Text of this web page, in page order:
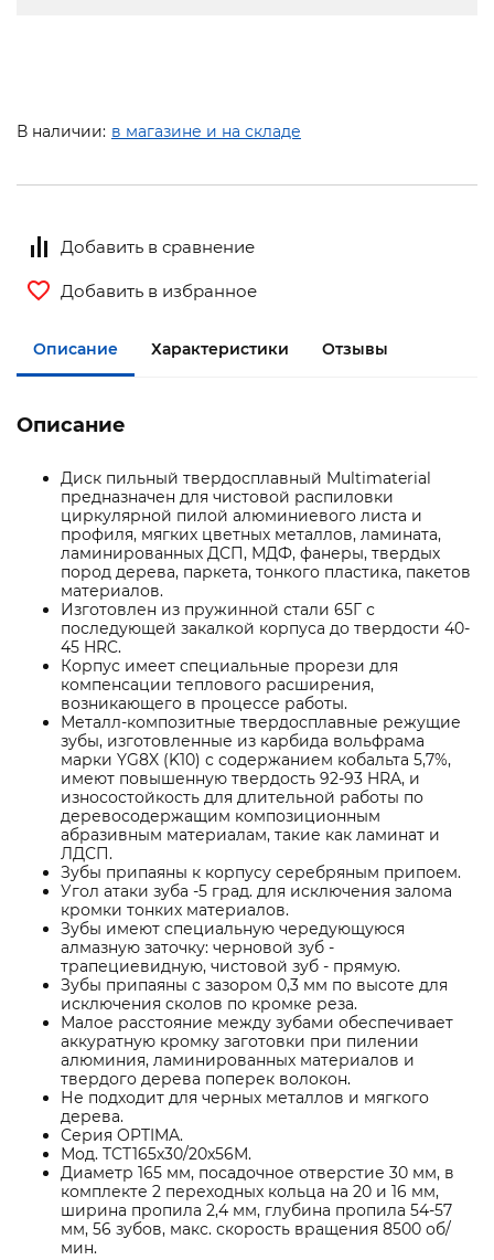
В наличии: в магазине и на складе
Добавить в сравнение
Добавить в избранное
Описание Характеристики Отзывы
Описание
Диск пильный твердосплавный Multimaterial
предназначен для чистовой распиловки
циркулярной пилой алюминиевого листа и
профиля, мягких цветных металлов, ламината,
ламинированных ДСП, МДФ, фанеры, твердых
пород дерева, паркета, тонкого пластика, пакетов
материалов.
Изготовлен из пружинной стали 65Г с
последующей закалкой корпуса до твердости 40-
45 HRC.
Корпус имеет специальные прорези для
компенсации теплового расширения,
возникающего в процессе работы.
Металл-композитные твердосплавные режущие
зубы, изготовленные из карбида вольфрама
марки YG8X (K10) с содержанием кобальта 5,7%,
имеют повышенную твердость 92-93 HRA, и
износостойкость для длительной работы по
деревосодержащим композиционным
абразивным материалам, такие как ламинат и
ЛДСП.
Зубы припаяны к корпусу серебряным припоем.
Угол атаки зуба -5 град. для исключения залома
кромки тонких материалов.
Зубы имеют специальную чередующуюся
алмазную заточку: черновой зуб -
трапециевидную, чистовой зуб - прямую.
Зубы припаяны с зазором 0,3 мм по высоте для
исключения сколов по кромке реза.
Малое расстояние между зубами обеспечивает
аккуратную кромку заготовки при пилении
алюминия, ламинированных материалов и
твердого дерева поперек волокон.
Не подходит для черных металлов и мягкого
дерева.
Серия OPTIMA.
Мод. TCT165x30/20x56M.
Диаметр 165 мм, посадочное отверстие 30 мм, в
комплекте 2 переходных кольца на 20 и 16 мм,
ширина пропила 2,4 мм, глубина пропила 54-57
мм, 56 зубов, макс. скорость вращения 8500 об/
мин.